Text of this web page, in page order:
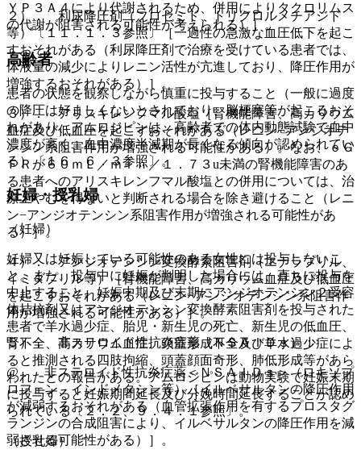
ＹＰ３Ａ４により代謝されるため、併用によりタクロリムス
の代謝が阻害される可能性が考えられる）］。
高齢者
患者の状態を観察しながら慎重に投与すること（一般に過度
の降圧は好ましくないとされており、脳梗塞等が起こるおそ
れがあり、アムロジピンは、高齢者での体内動態試験で血中
濃度が高く、血中濃度半減期が長くなる傾向が認められてい
る）〔１６．６．３参照〕。
妊婦・授乳婦
（妊婦）
妊婦又は妊娠している可能性のある女性には投与しないこ
と。また、投与中に妊娠が判明した場合には、直ちに投与を
中止すること。妊娠中期及び末期にアンジオテンシン２受容
体拮抗剤又はアンジオテンシン変換酵素阻害剤を投与された
患者で羊水過少症、胎児・新生児の死亡、新生児の低血圧、
腎不全、高カリウム血症、頭蓋形成不全及び羊水過少症によ
ると推測される四肢拘縮、頭蓋顔面奇形、肺低形成等があら
われたとの報告がある。アムロジピンは動物実験で妊娠末期
に投与すると妊娠期間延長及び分娩時間延長することが認め
られている〔２．２、９．４．１参照〕。
（授乳婦）
２）． 利尿降圧剤（フロセミド、トリクロルメチアジド
等）〔１１．１．３参照〕［一過性の急激な血圧低下を起こ
すおそれがある（利尿降圧剤で治療を受けている患者では、
体液量の減少によりレニン活性が亢進しており、降圧作用が
増強するおそれがある）］。
３）． アリスキレンフマル酸塩［腎機能障害、高カリウム
血症及び低血圧を起こすおそれがある（レニン−アンジオテ
ンシン系阻害作用が増強される可能性がある）。なお、ｅＧ
ＦＲが６０ｍＬ／ｍｉｎ／１．７３u未満の腎機能障害のあ
る患者へのアリスキレンフマル酸塩との併用については、治
療上やむを得ないと判断される場合を除き避けること（レニ
ン−アンジオテンシン系阻害作用が増強される可能性があ
る）］。
４）． アンジオテンシン変換酵素阻害剤（エナラプリル、
イミダプリル等）［腎機能障害、高カリウム血症及び低血圧
を起こすおそれがある（レニン−アンジオテンシン系阻害作
用が増強される可能性がある）］。
５）． 非ステロイド性抗炎症薬（ＮＳＡＩＤｓ）：
@． 非ステロイド性抗炎症薬＜ＮＳＡＩＤｓ＞（ロキソプ
ロフェン、インドメタシン等）［イルベサルタンの降圧作用
が減弱するおそれがある（血管拡張作用を有するプロスタグ
ランジンの合成阻害により、イルベサルタンの降圧作用を減
弱させる可能性がある）］。